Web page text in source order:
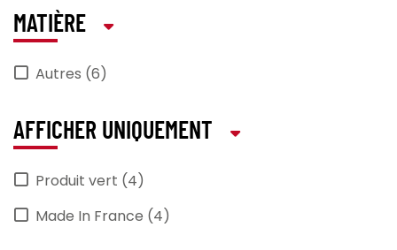
MATIÈRE
Autres (6)
AFFICHER UNIQUEMENT
Produit vert (4)
Made In France (4)